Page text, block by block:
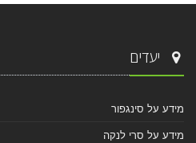
יעדים
מידע על סינגפור
מידע על סרי לנקה